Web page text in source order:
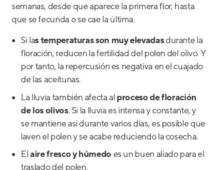
semanas, desde que aparece la primera flor, hasta
que se fecunda o se cae la última.
Si las temperaturas son muy elevadasdurante la
floración, reducen la fertilidad del polen del olivo. Y
por tanto, la repercusión es negativa en el cuajado
de las aceitunas.
La lluvia también afecta al proceso de floración
de los olivos. Si la lluvia es intensa y constante, y
se mantiene así durante varios días, es posible que
laven el polen y se acabe reduciendo la cosecha.
Elaire fresco y húmedo es un buen aliado para el
traslado del polen.